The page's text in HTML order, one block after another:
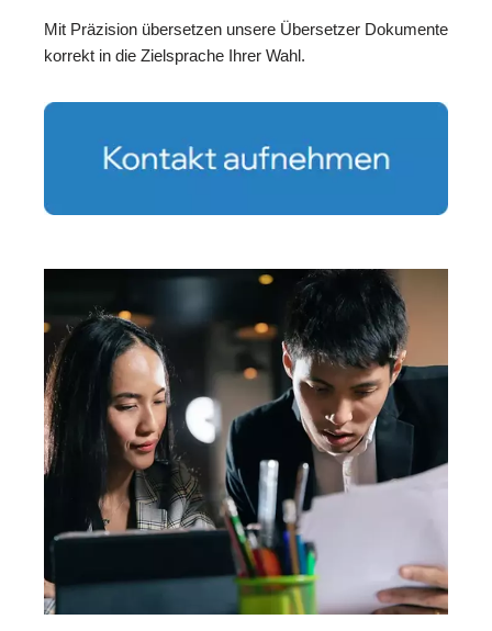
Mit Präzision übersetzen unsere Übersetzer Dokumente
korrekt in die Zielsprache Ihrer Wahl.